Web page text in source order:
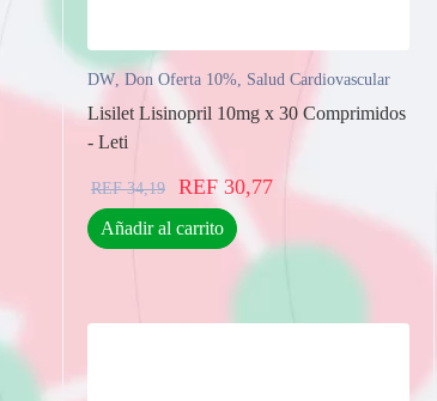
DW, Don Oferta 10%, Salud Cardiovascular
Lisilet Lisinopril 10mg x 30 Comprimidos
- Leti
REF34,19 REF 30,77
Añadir al carrito